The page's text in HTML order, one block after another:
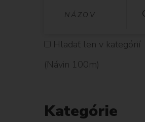
H
L
D
Hladať len v kategórií
(Návin 100m)
Kategórie